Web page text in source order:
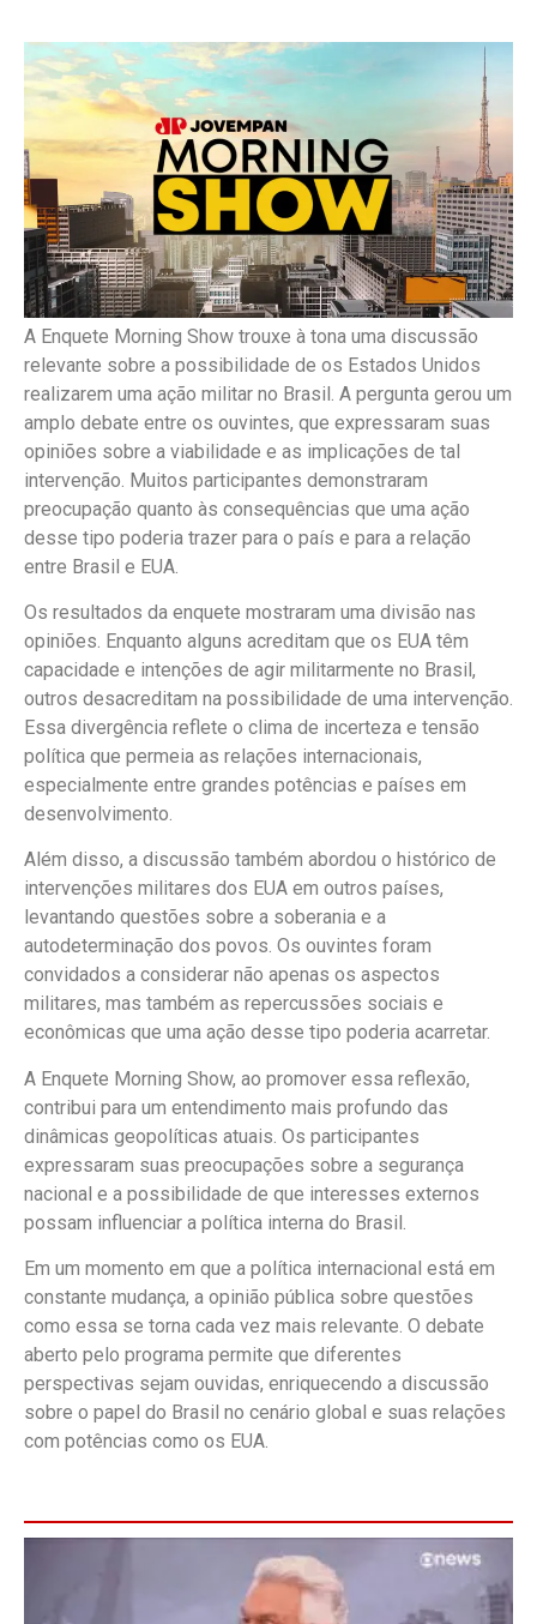
A Enquete Morning Show trouxe à tona uma discussão
relevante sobre a possibilidade de os Estados Unidos
realizarem uma ação militar no Brasil. A pergunta gerou um
amplo debate entre os ouvintes, que expressaram suas
opiniões sobre a viabilidade e as implicações de tal
intervenção. Muitos participantes demonstraram
preocupação quanto às consequências que uma ação
desse tipo poderia trazer para o país e para a relação
entre Brasil e EUA.
Os resultados da enquete mostraram uma divisão nas
opiniões. Enquanto alguns acreditam que os EUA têm
capacidade e intenções de agir militarmente no Brasil,
outros desacreditam na possibilidade de uma intervenção.
Essa divergência reflete o clima de incerteza e tensão
política que permeia as relações internacionais,
especialmente entre grandes potências e países em
desenvolvimento.
Além disso, a discussão também abordou o histórico de
intervenções militares dos EUA em outros países,
levantando questões sobre a soberania e a
autodeterminação dos povos. Os ouvintes foram
convidados a considerar não apenas os aspectos
militares, mas também as repercussões sociais e
econômicas que uma ação desse tipo poderia acarretar.
A Enquete Morning Show, ao promover essa reflexão,
contribui para um entendimento mais profundo das
dinâmicas geopolíticas atuais. Os participantes
expressaram suas preocupações sobre a segurança
nacional e a possibilidade de que interesses externos
possam influenciar a política interna do Brasil.
Em um momento em que a política internacional está em
constante mudança, a opinião pública sobre questões
como essa se torna cada vez mais relevante. O debate
aberto pelo programa permite que diferentes
perspectivas sejam ouvidas, enriquecendo a discussão
sobre o papel do Brasil no cenário global e suas relações
com potências como os EUA.